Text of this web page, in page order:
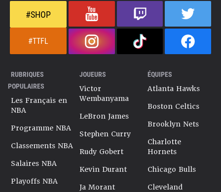
#SHOP
#TTFL
RUBRIQUES
POPULAIRES
Les Français en
NBA
Programme NBA
Classements NBA
Salaires NBA
Playoffs NBA
JOUEURS
Victor
Wembanyama
LeBron James
Stephen Curry
Rudy Gobert
Kevin Durant
Ja Morant
ÉQUIPES
Atlanta Hawks
Boston Celtics
Brooklyn Nets
Charlotte
Hornets
Chicago Bulls
Cleveland